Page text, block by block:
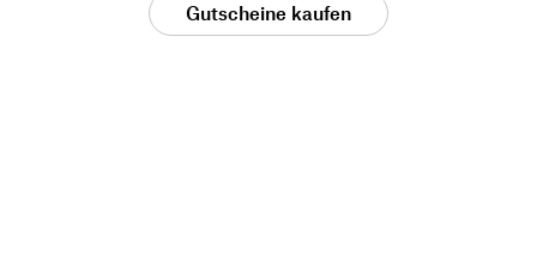
Gutscheine kaufen